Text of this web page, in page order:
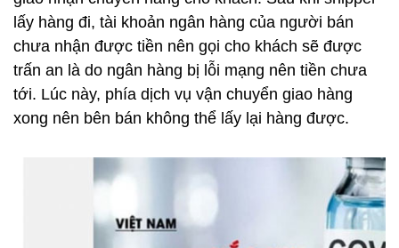
lấy hàng đi, tài khoản ngân hàng của người bán
chưa nhận được tiền nên gọi cho khách sẽ được
trấn an là do ngân hàng bị lỗi mạng nên tiền chưa
tới. Lúc này, phía dịch vụ vận chuyển giao hàng
xong nên bên bán không thể lấy lại hàng được.